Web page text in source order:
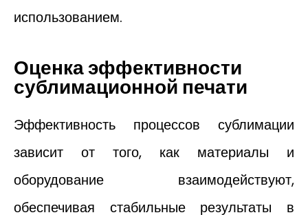
использованием.
Оценка эффективности
сублимационной печати
Эффективность процессов сублимации
зависит от того, как материалы и
оборудование взаимодействуют,
обеспечивая стабильные результаты в